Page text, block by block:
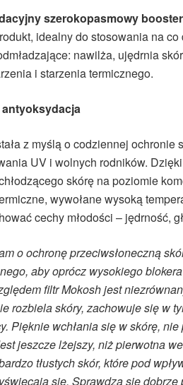
szerokopasmowy
idealny do stosowania na
nawilża, ujędrnia
i starzenia termicznego.
z myślą o codziennej ochronie
UV i wolnych rodników.
skórę na poziomie
wywołane wysoką
cechy młodości – jędrność,
o ochronę przeciwsłoneczną
aby oprócz wysokiego
filtr Mokosh jest
rozbiela skóry, zachowuje się w
Pięknie wchłania się w skórę,
jeszcze lżejszy, niż pierwotna
tłustych skór, które pod
się. Sprawdza się